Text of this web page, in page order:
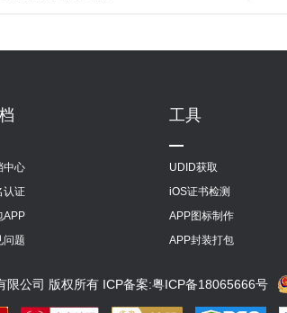
中心
认证
APP
问题
工具
UDID获取
iOS证书检测
APP图标制作
APP封装打包
限公司 版权所有 ICP备案:粤ICP备18065666号